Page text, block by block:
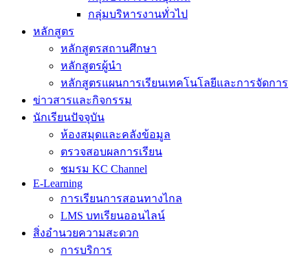
กลุ่มบริหารงานทั่วไป
หลักสูตร
หลักสูตรสถานศึกษา
หลักสูตรผู้นำ
หลักสูตรแผนการเรียนเทคโนโลยีและการจัดการ
ข่าวสารและกิจกรรม
นักเรียนปัจจุบัน
ห้องสมุดและคลังข้อมูล
ตรวจสอบผลการเรียน
ชมรม KC Channel
E-Learning
การเรียนการสอนทางไกล
LMS บทเรียนออนไลน์
สิ่งอำนวยความสะดวก
การบริการ